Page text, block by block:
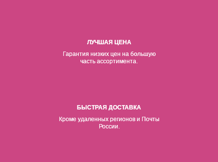
ЛУЧШАЯ ЦЕНА
Гарантия низких цен на большую
часть ассортимента.
БЫСТРАЯ ДОСТАВКА
Кроме удаленных регионов и Почты
России.